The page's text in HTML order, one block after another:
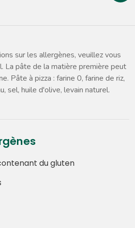
sur les allergènes, veuillez vous
La pâte de la matière première peut
Pâte à pizza : farine 0, farine de riz,
sel, huile d'olive, levain naturel.
du gluten